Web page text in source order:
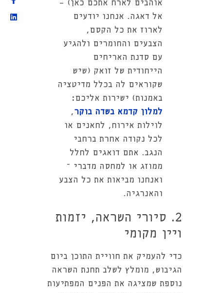
אוהבים לארח אתכם כאן) -
אל דאגה. אנחנו יודעים
לארוז את כל הקסם,
הצבעים והחומרים ולהגיע
עם סדנת האריחים
הייחודית של זואק (שיש
שקוראים לה בכלל מדיטציה
באמנות) ישירות אליכם:
למלון קדמא בשדה בוקר,
לוילות אירוח, לחאנים או
לכל נקודה אחרת ברחבי
הנגב. אתם דואגים לחלל
ממוזג או למחסה מדברי –
ואנחנו מביאות את כל הצבע
והאנרגיה.
2. סיורי השראה, יזמות
ויין מקומי
כדי להעמיק את חוויית התוכן ביום
הגיבוש, מומלץ לשלב תחנת השראה
נוספת שמציגה את הפנים המפתיעות